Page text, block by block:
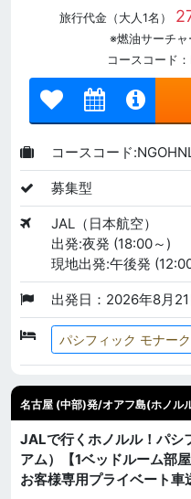
旅行代金（大人1名）
※燃油サーチ
コースコード
コースコード
募集型
JAL（日本航空）
出発:夜発 (18:00～)
現地出発:午後発
出発日：2026年8月
パシフィック モナー
名古屋 (中部)発/オアフ島(ホノル
JALで行くホノルル！パシ
アム）【1ベッドルーム部
お客様専用プライベート